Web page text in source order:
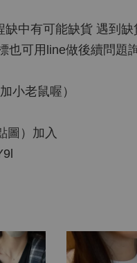
缺中有可能缺貨 遇到
也可用line做後續問題
小老鼠喔）
圖）加入